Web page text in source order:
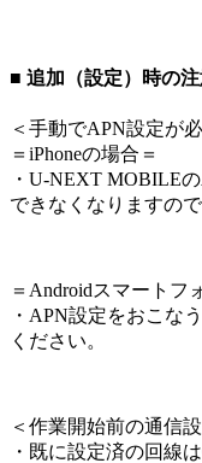
■ 追加（設定）時の
＜ 手動でAPN設定が
＝iPhoneの場合＝
・U-NEXT MOBILE
できなくなりますの
＝Androidスマートフ
・APN設定をおこな
ください。
＜ 作業開始前の通信
・既に設定済の回線